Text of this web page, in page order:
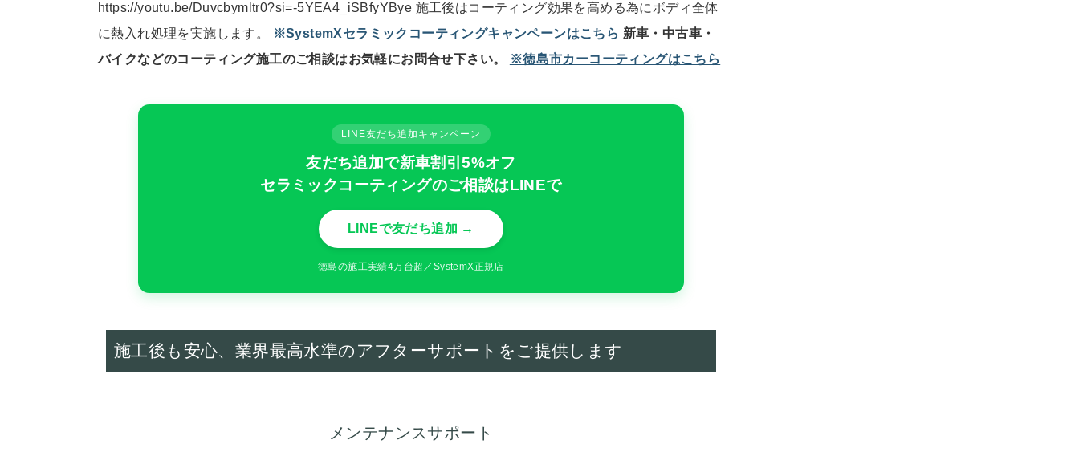
https://youtu.be/Duvcbymltr0?si=-5YEA4_iSBfyYBye 施工後はコーティング効果を高める為にボディ全体
に熱入れ処理を実施します。
※SystemXセラミックコーティングキャンペーンはこちら 新車・中古車・
バイクなどのコーティング施工のご相談はお気軽にお問合せ下さい。
※徳島市カーコーティングはこちら
LINE友だち追加キャンペーン
友だち追加で新車割引5%オフ
セラミックコーティングのご相談はLINEで
LINEで友だち追加 →
徳島の施工実績4万台超／SystemX正規店
施工後も安心、業界最高水準のアフターサポートをご提供します
メンテナンスサポート